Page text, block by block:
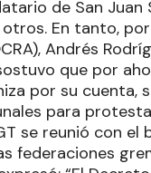
de San
En tanto,
Andrés
que por
por su
para
se reunió con
federaciones